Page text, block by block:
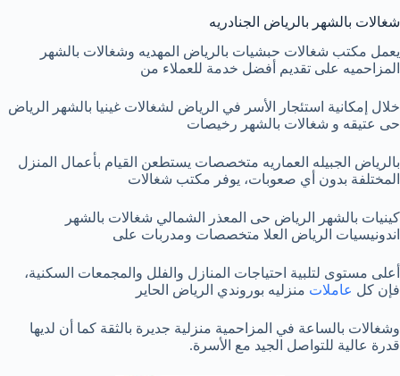
شغالات بالشهر بالرياض الجنادريه
يعمل مكتب شغالات حبشيات بالرياض المهديه وشغالات بالشهر
المزاحميه على تقديم أفضل خدمة للعملاء من
خلال إمكانية استئجار الأسر في الرياض لشغالات غينيا بالشهر الرياض
حى عتيقه و شغالات بالشهر رخيصات
بالرياض الجبيله العماريه متخصصات يستطعن القيام بأعمال المنزل
المختلفة بدون أي صعوبات، يوفر مكتب شغالات
كينيات بالشهر الرياض حى المعذر الشمالي شغالات بالشهر
اندونيسيات الرياض العلا متخصصات ومدربات على
أعلى مستوى لتلبية احتياجات المنازل والفلل والمجمعات السكنية،
فإن كل عاملات منزليه بوروندي الرياض الحاير
وشغالات بالساعة في المزاحمية منزلية جديرة بالثقة كما أن لديها
قدرة عالية للتواصل الجيد مع الأسرة.